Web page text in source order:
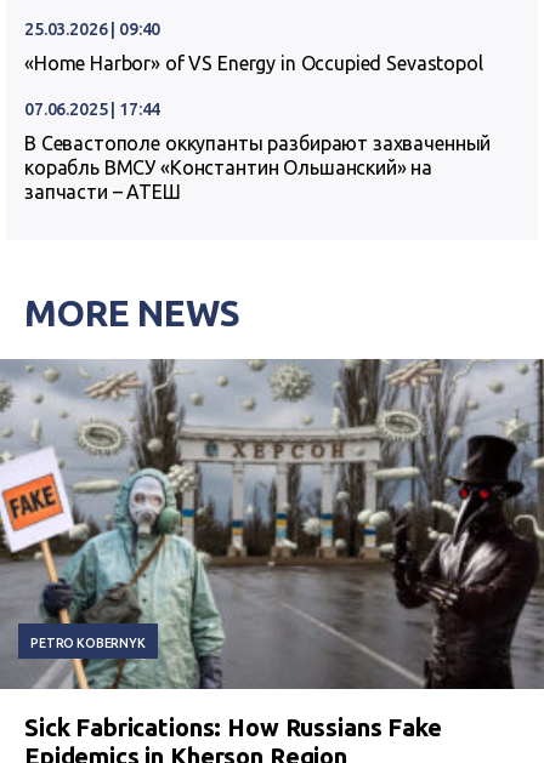
25.03.2026 | 09:40
«Home Harbor» of VS Energy in Occupied Sevastopol
07.06.2025 | 17:44
В Севастополе оккупанты разбирают захваченный
корабль ВМСУ «Константин Ольшанский» на
запчасти – АТЕШ
MORE NEWS
PETRO KOBERNYK
Sick Fabrications: How Russians Fake
Epidemics in Kherson Region